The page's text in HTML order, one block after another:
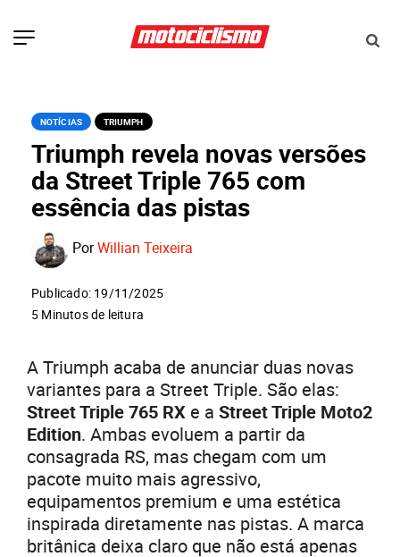
NOTÍCIAS TRIUMPH
Triumph revela novas versões
da Street Triple 765 com
essência das pistas
PorWillian Teixeira
Publicado: 19/11/2025
5 Minutos de leitura
A Triumph acaba de anunciar duas novas
variantes para a Street Triple. São elas:
Street Triple 765 RX e a Street Triple Moto2
Edition. Ambas evoluem a partir da
consagrada RS, mas chegam com um
pacote muito mais agressivo,
equipamentos premium e uma estética
inspirada diretamente nas pistas. A marca
britânica deixa claro que não está apenas